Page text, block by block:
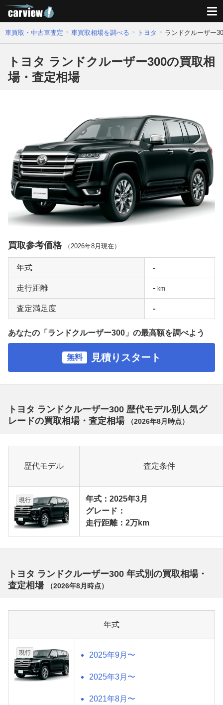
車買取・中古車査定 車買取相場を調べる トヨタ ランドクルーザー
トヨタ ランドクルーザー300の買取相
場・査定相場
買取参考価格 （ 2026年8月 現在）
年式 -
走行距離 - km
査定満足度 -
あなたの「ランドクルーザー300」の最高額を調べよう
無料 見積りスタート
トヨタ ランドクルーザー300 歴代モデル別人気グ
レードの買取相場・査定相場
（2026年8月 時点）
歴代モデル 査定条件
現行
年式：2025年3月
グレード：
走行距離：2万km
トヨタ ランドクルーザー300 年式別の買取相場・
査定相場
（2026年8月 時点）
年式
現行 2025年9月〜
2025年3月〜
2021年8月〜